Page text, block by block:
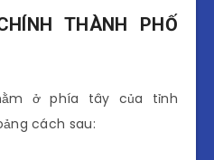
THÀNH PHỐ
ở phía tây của tỉnh
cách sau: